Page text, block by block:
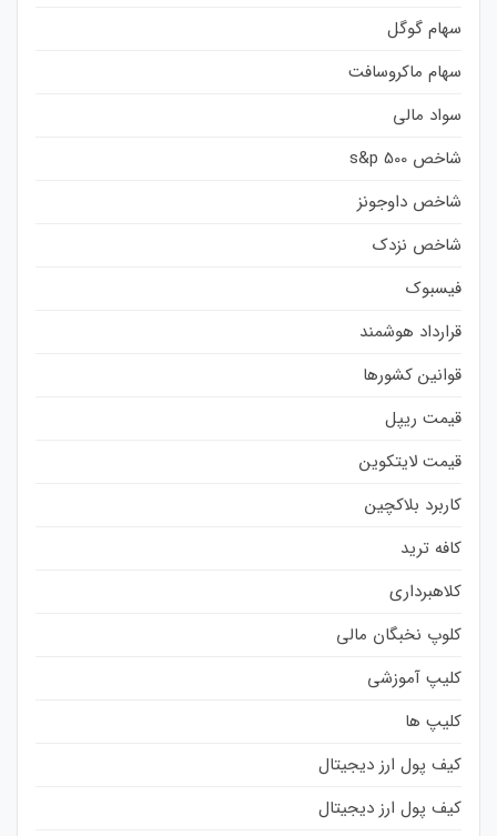
سهام گوگل
سهام ماکروسافت
سواد مالی
شاخص s&p 500
شاخص داوجونز
شاخص نزدک
فیسبوک
قرارداد هوشمند
قوانین کشورها
قیمت ریپل
قیمت لایتکوین
کاربرد بلاکچین
کافه ترید
کلاهبرداری
کلوپ نخبگان مالی
کلیپ آموزشی
کلیپ ها
کیف پول ارز دیجیتال
کیف پول ارز دیجیتال